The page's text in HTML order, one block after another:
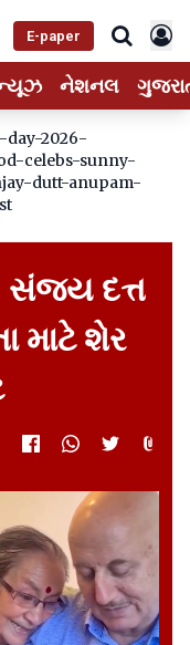
E-paper
નેશનલ
day-2026-
celebs-sunny-
dutt-anupam-
સંજય દત્ત
માટે શેર